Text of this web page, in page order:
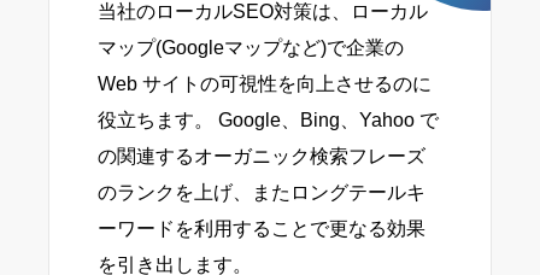
当社のローカルSEO対策は、ローカル
マップ(Googleマップなど)で企業の
Web サイトの可視性を向上させるのに
役立ちます。 Google、Bing、Yahoo で
の関連するオーガニック検索フレーズ
のランクを上げ、またロングテールキ
ーワードを利用することで更なる効果
を引き出します。